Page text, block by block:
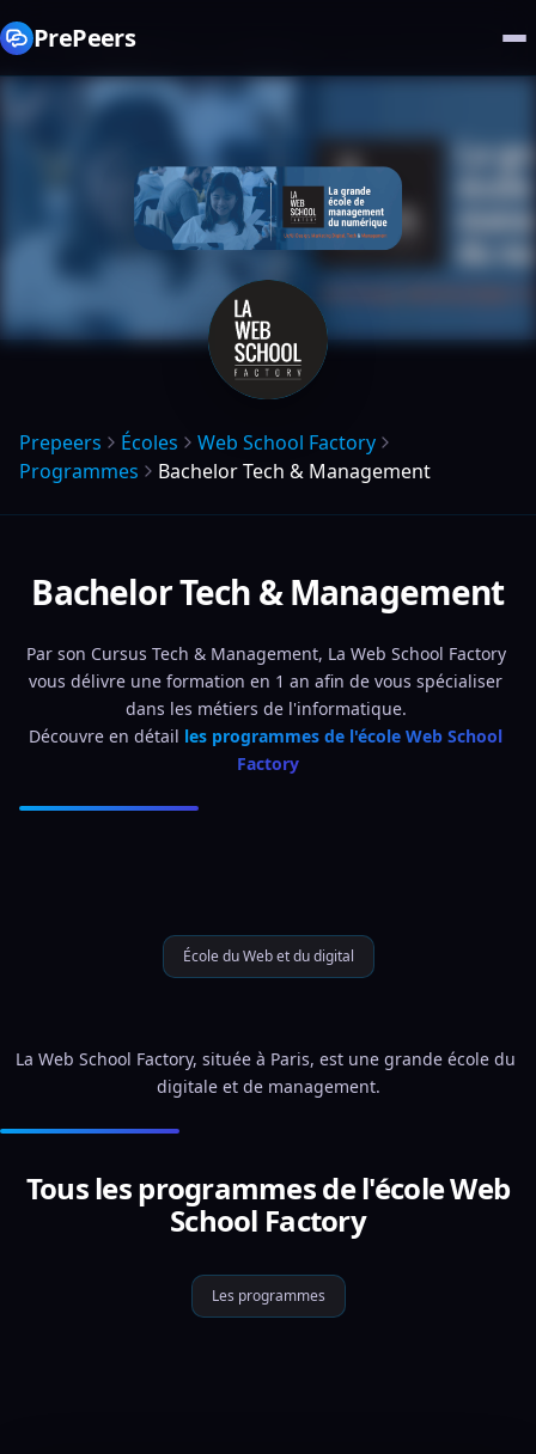
PrePeers
Prepeers Écoles
Web School Factory
Programmes
Bachelor Tech & Management
Bachelor Tech & Management
Par son Cursus Tech & Management, La Web School Factory
vous délivre une formation en 1 an afin de vous spécialiser
dans les métiers de l'informatique.
Découvre en détail les programmes de l'école Web School
Factory
École du Web et du digital
La Web School Factory, située à Paris, est une grande école du
digitale et de management.
Tous les programmes de l'école Web
School Factory
Les programmes